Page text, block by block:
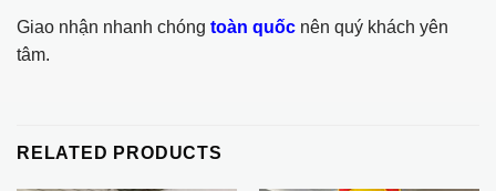
Giao nhận nhanh chóng toàn quốc nên quý khách yên
tâm.
RELATED PRODUCTS